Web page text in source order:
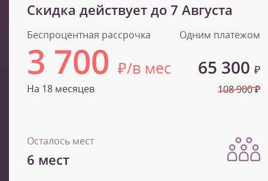
Скидка действует до 7 Августа
Беспроцентная рассрочка
3 700 ₽/в мес
На 18 месяцев
Одним платежом
65 300 ₽
108 900 ₽
Осталось мест
6 мест